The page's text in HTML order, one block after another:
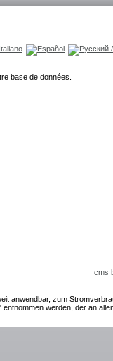
base de données.
cms
anwendbar, zum
werden, der an